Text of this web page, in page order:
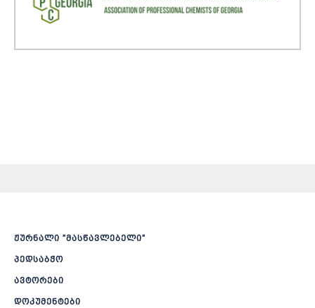
ჟურნალი ”მასწავლებელი”
პედსაბჭო
ავტორები
დოკუმენტები